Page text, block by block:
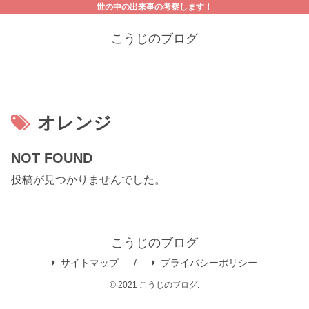
世の中の出来事の考察します！
こうじのブログ
オレンジ
NOT FOUND
投稿が見つかりませんでした。
こうじのブログ
サイトマップ プライバシーポリシー
© 2021 こうじのブログ.